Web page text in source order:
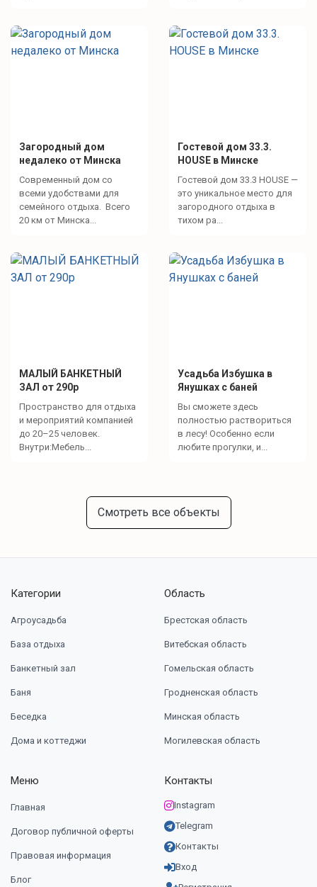
Загородный дом
недалеко от Минска
Современный дом со
всеми удобствами для
семейного отдыха. Всего
20 км от Минска...
Гостевой дом 33.3.
HOUSE в Минске
Гостевой дом 33.3 HOUSE —
это уникальное место для
загородного отдыха в
тихом ра...
МАЛЫЙ БАНКЕТНЫЙ
ЗАЛ от 290р
Пространство для отдыха
и мероприятий компанией
до 20–25 человек.
Внутри:Мебель...
Усадьба Избушка в
Янушках с баней
Вы сможете здесь
полностью раствориться
в лесу! Особенно если
любите прогулки, и...
Смотреть все объекты
Категории
Агроусадьба
База отдыха
Банкетный зал
Баня
Беседка
Дома и коттеджи
Область
Брестская область
Витебская область
Гомельская область
Гродненская область
Минская область
Могилевская область
Меню
Главная
Договор публичной оферты
Правовая информация
Блог
Контакты
Instagram
Telegram
Контакты
Вход